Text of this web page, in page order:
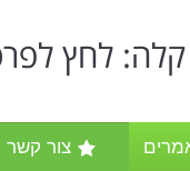
קלה: לחץ
צור קשר